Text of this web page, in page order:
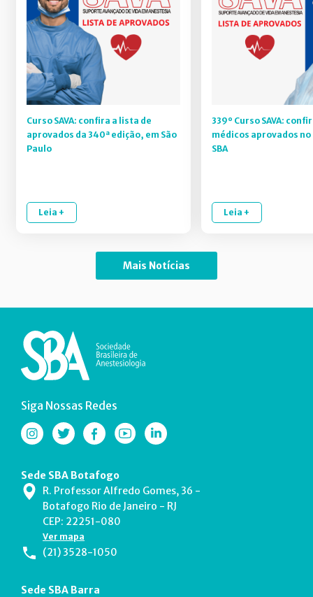
Curso SAVA: confira a lista de
aprovados da 340ª edição, em São
Paulo
Leia +
339º Curso SAVA:
médicos aprovados
SBA
Leia +
Mais Notícias
Siga Nossas Redes
Sede SBA Botafogo
R. Professor Alfredo Gomes, 36 -
Botafogo Rio de Janeiro - RJ
CEP: 22251-080
Ver mapa
(21) 3528-1050
Sede SBA Barra